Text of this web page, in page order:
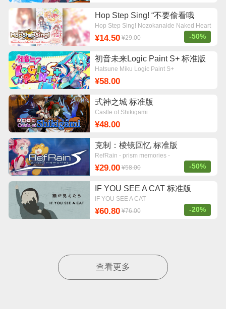
Hop Step Sing! “不要偷看哦
NAKED HEART” 标准版
Hop Step Sing! Nozokanaide Naked Heart
¥14.50 ¥29.00 -50%
初音未来Logic Paint S+ 标准版
Hatsune Miku Logic Paint S+
¥58.00
式神之城 标准版
Castle of Shikigami
¥48.00
克制：棱镜回忆 标准版
RefRain - prism memories -
¥29.00 ¥58.00 -50%
IF YOU SEE A CAT 标准版
IF YOU SEE A CAT
¥60.80 ¥76.00 -20%
查看更多